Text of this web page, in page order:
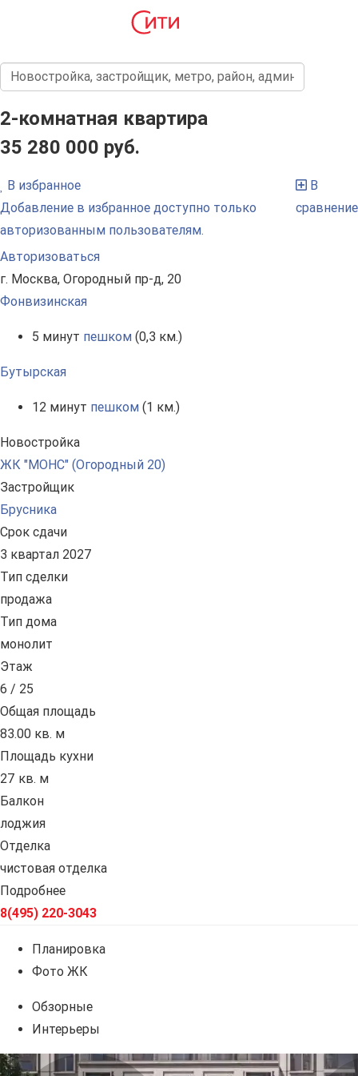
2-комнатная квартира
35 280 000 руб.
В избранное
Добавление в избранное доступно только
авторизованным пользователям.
Авторизоваться
В
сравнение
г. Москва, Огородный пр-д, 20
Фонвизинская
5 минут пешком (0,3 км.)
Бутырская
12 минут пешком (1 км.)
Новостройка
ЖК "МОНС" (Огородный 20)
Застройщик
Брусника
Срок сдачи
3 квартал 2027
Тип сделки
продажа
Тип дома
монолит
Этаж
6 / 25
Общая площадь
83.00 кв. м
Площадь кухни
27 кв. м
Балкон
лоджия
Отделка
чистовая отделка
Подробнее
8(495) 220-3043
Планировка
Фото ЖК
Обзорные
Интерьеры